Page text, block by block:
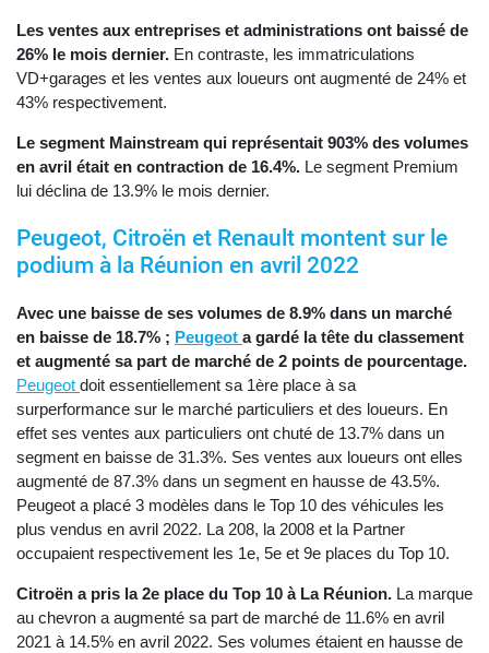
Les ventes aux entreprises et administrations ont baissé de
26% le mois dernier. En contraste, les immatriculations
VD+garages et les ventes aux loueurs ont augmenté de 24% et
43% respectivement.
Le segment Mainstream qui représentait 903% des volumes
en avril était en contraction de 16.4%. Le segment Premium
lui déclina de 13.9% le mois dernier.
Peugeot, Citroën et Renault montent sur le
podium à la Réunion en avril 2022
Avec une baisse de ses volumes de 8.9% dans un marché
en baisse de 18.7% ; Peugeot a gardé la tête du classement
et augmenté sa part de marché de 2 points de pourcentage.
Peugeot doit essentiellement sa 1ère place à sa
surperformance sur le marché particuliers et des loueurs. En
effet ses ventes aux particuliers ont chuté de 13.7% dans un
segment en baisse de 31.3%. Ses ventes aux loueurs ont elles
augmenté de 87.3% dans un segment en hausse de 43.5%.
Peugeot a placé 3 modèles dans le Top 10 des véhicules les
plus vendus en avril 2022. La 208, la 2008 et la Partner
occupaient respectivement les 1e, 5e et 9e places du Top 10.
Citroën a pris la 2e place du Top 10 à La Réunion. La marque
au chevron a augmenté sa part de marché de 11.6% en avril
2021 à 14.5% en avril 2022. Ses volumes étaient en hausse de